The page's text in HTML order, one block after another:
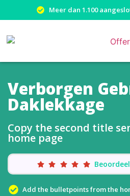
Meer dan 1.100
Verborgen
Daklekkage
Copy the second title
home page
Add the bulletpoints from the